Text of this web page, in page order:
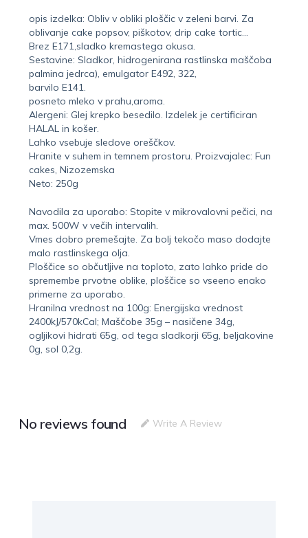
opis izdelka: Obliv v obliki ploščic v zeleni barvi. Za
oblivanje cake popsov, piškotov, drip cake tortic…
Brez E171,sladko kremastega okusa.
Sestavine: Sladkor, hidrogenirana rastlinska maščoba
palmina jedrca), emulgator E492, 322,
barvilo E141.
posneto mleko v prahu,aroma.
Alergeni: Glej krepko besedilo. Izdelek je certificiran
HALAL in košer.
Lahko vsebuje sledove oreščkov.
Hranite v suhem in temnem prostoru. Proizvajalec: Fun
cakes, Nizozemska
Neto: 250g
Navodila za uporabo: Stopite v mikrovalovni pečici, na
max. 500W v večih intervalih.
Vmes dobro premešajte. Za bolj tekočo maso dodajte
malo rastlinskega olja.
Ploščice so občutljive na toploto, zato lahko pride do
spremembe prvotne oblike, ploščice so vseeno enako
primerne za uporabo.
Hranilna vrednost na 100g: Energijska vrednost
2400kJ/570kCal; Maščobe 35g – nasičene 34g,
ogljikovi hidrati 65g, od tega sladkorji 65g, beljakovine
0g, sol 0,2g.
No reviews found Write A Review